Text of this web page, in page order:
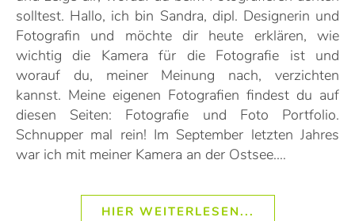
solltest. Hallo, ich bin Sandra, dipl. Designerin und
Fotografin und möchte dir heute erklären, wie
wichtig die Kamera für die Fotografie ist und
worauf du, meiner Meinung nach, verzichten
kannst. Meine eigenen Fotografien findest du auf
diesen Seiten: Fotografie und Foto Portfolio.
Schnupper mal rein! Im September letzten Jahres
war ich mit meiner Kamera an der Ostsee.…
HIER WEITERLESEN...